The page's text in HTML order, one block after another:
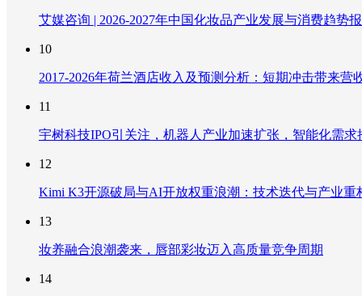
艾媒咨询 | 2026-2027年中国化妆品产业发展与消费趋势
10
2017-2026年荷兰酒店收入及预测分析：短期冲击带来
11
宇树科技IPO引关注，机器人产业加速扩张，智能化需求
12
Kimi K3开源破局与AI开放权重浪潮：技术迭代与产业重
13
妆养融合浪潮袭来，唇部彩妆迈入高质量竞争周期
14